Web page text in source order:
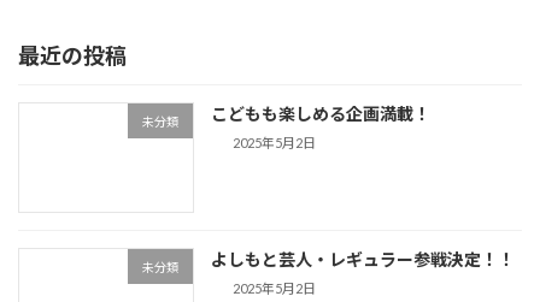
最近の投稿
未分類 こどもも楽しめる企画満載！
2025年5月2日
未分類 よしもと芸人・レギュラー参戦決定！！
2025年5月2日